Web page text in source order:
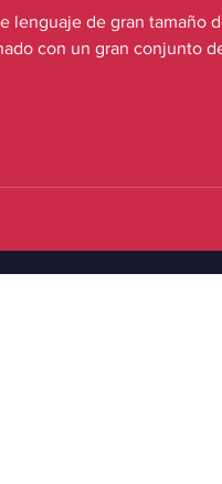
lenguaje de gran tamaño
con un gran conjunto